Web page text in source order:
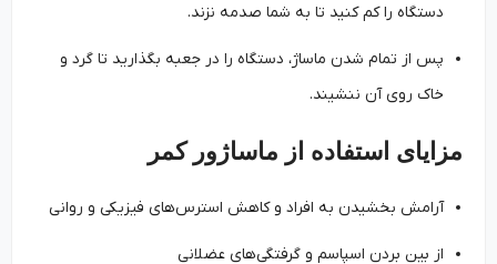
دستگاه را کم کنید تا به شما صدمه نزند.
پس از تمام شدن ماساژ، دستگاه را در جعبه بگذارید تا گرد و
خاک روی آن ننشیند.
مزایای استفاده از ماساژور کمر
آرامش بخشیدن به افراد و کاهش استرس‌های فیزیکی و روانی
از بین بردن اسپاسم و گرفتگی‌های عضلانی